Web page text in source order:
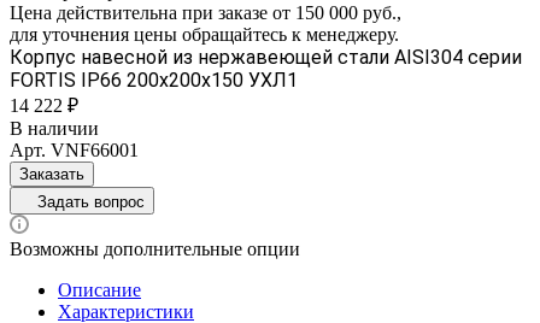
Цена действительна при заказе от 150 000 руб.,
для уточнения цены обращайтесь к менеджеру.
Корпус навесной из нержавеющей стали AISI304 серии
FORTIS IP66 200х200х150 УХЛ1
14 222 ₽
В наличии
Арт. VNF66001
Заказать
Задать вопрос
Возможны дополнительные опции
Описание
Характеристики